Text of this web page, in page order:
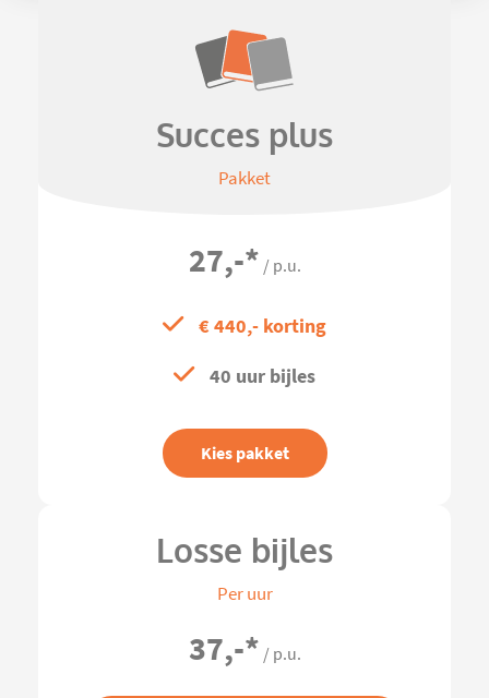
Succes plus
Pakket
27,-* / p.u.
€ 440,- korting
40 uur bijles
Kies pakket
Losse bijles
Per uur
37,-* / p.u.